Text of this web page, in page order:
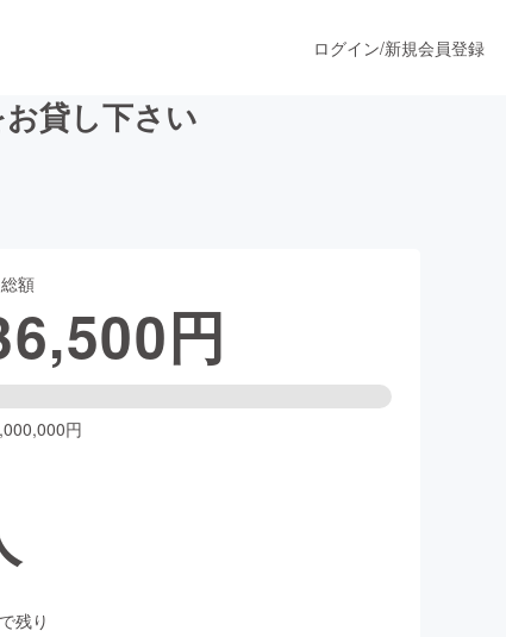
ファッション
ログイン/新規会員登録
貸し下さい
額
円
円
残り